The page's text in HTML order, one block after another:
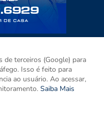
de terceiros (Google) para
Isso é feito para
ao usuário. Ao acessar,
Saiba Mais